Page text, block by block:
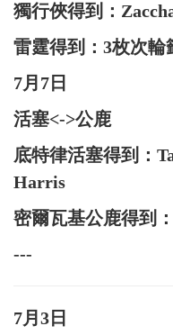
獨行俠得到：
雷霆得到：3枚次輪
7月7日
活塞<->公鹿
底特律活塞得到：
Harris
密爾瓦基公鹿得到
---
7月3日